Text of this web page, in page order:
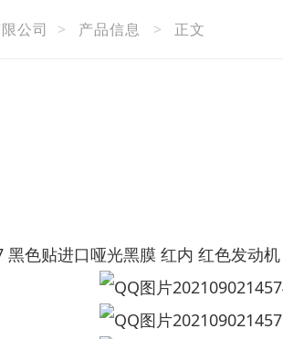
公司 > 产品信息 > 正文
黑色贴进口哑光黑膜 红内 红色发动